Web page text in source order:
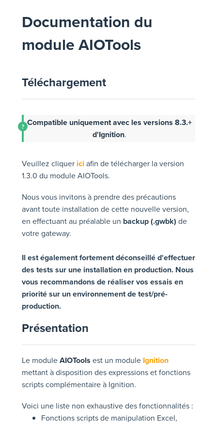
Documentation du
module AIOTools
Téléchargement
Compatible uniquement avec les versions 8.3.+
d'Ignition.
Veuillez cliquer iciafin de télécharger la version
1.3.0 du module AIOTools.
Nous vous invitons à prendre des précautions
avant toute installation de cette nouvelle version,
en effectuant au préalable un backup (.gwbk) de
votre gateway.
Il est également fortement déconseillé d'effectuer
des tests sur une installation en production. Nous
vous recommandons de réaliser vos essais en
priorité sur un environnement de test/pré-
production.
Présentation
Le moduleAIOTools est un module Ignition
mettant à disposition des expressions et fonctions
scripts complémentaire à Ignition.
Voici une liste non exhaustive des fonctionnalités :
Fonctions scripts de manipulation Excel,